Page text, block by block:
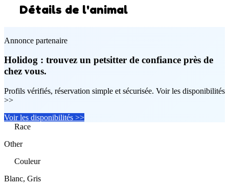
Détails de l'animal
Annonce partenaire
Holidog : trouvez un petsitter de confiance près de
chez vous.
Profils vérifiés, réservation simple et sécurisée. Voir les disponibilités
>>
Voir les disponibilités >>
Race
Other
Couleur
Blanc, Gris